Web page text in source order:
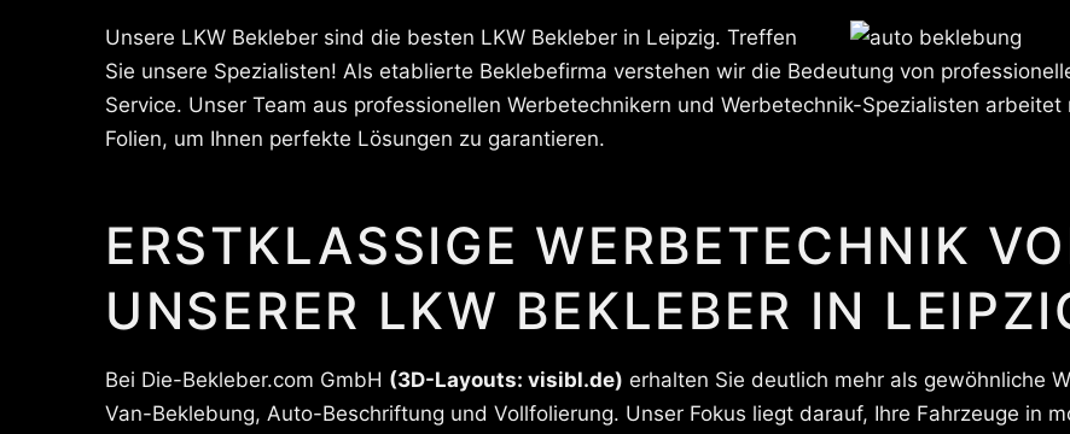
Unsere LKW Bekleber sind die besten LKW Bekleber in Leipzig. Treffen
Sie unsere Spezialisten! Als etablierte Beklebefirma verstehen wir die Bedeutung von
Service. Unser Team aus professionellen Werbetechnikern und Werbetechnik-Spezialisten
Folien, um Ihnen perfekte Lösungen zu garantieren.
ERSTKLASSIGE WERBETECHNIK
UNSERER LKW BEKLEBER IN
Bei Die-Bekleber.com GmbH (3D-Layouts: visibl.de) erhalten Sie deutlich mehr als gewöhnliche
Van-Beklebung, Auto-Beschriftung und Vollfolierung. Unser Fokus liegt darauf, Ihre Fahrzeuge in